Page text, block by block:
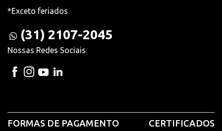
*Exceto feriados
(31) 2107-2045
Nossas Redes Sociais
FORMAS DE PAGAMENTO CERTIFICADOS